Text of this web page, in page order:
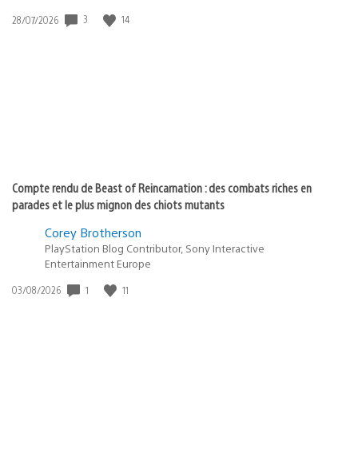
Date
28/07/2026 3 14
Compte rendu de Beast of Reincarnation : des combats riches en
parades et le plus mignon des chiots mutants
Corey Brotherson
PlayStation Blog Contributor, Sony Interactive
Entertainment Europe
Date
03/08/2026 1 11